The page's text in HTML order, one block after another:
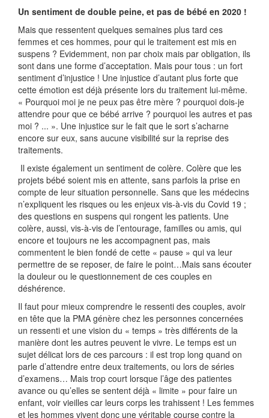
Un sentiment de double peine, et pas de bébé en 2020 !
Mais que ressentent quelques semaines plus tard ces
femmes et ces hommes, pour qui le traitement est mis en
suspens ? Evidemment, non par choix mais par obligation, ils
sont dans une forme d’acceptation. Mais pour tous : un fort
sentiment d’injustice ! Une injustice d’autant plus forte que
cette émotion est déjà présente lors du traitement lui-même.
« Pourquoi moi je ne peux pas être mère ? pourquoi dois-je
attendre pour que ce bébé arrive ? pourquoi les autres et pas
moi ? ... ». Une injustice sur le fait que le sort s’acharne
encore sur eux, sans aucune visibilité sur la reprise des
traitements.
Il existe également un sentiment de colère. Colère que les
projets bébé soient mis en attente, sans parfois la prise en
compte de leur situation personnelle. Sans que les médecins
n’expliquent les risques ou les enjeux vis-à-vis du Covid 19 ;
des questions en suspens qui rongent les patients. Une
colère, aussi, vis-à-vis de l’entourage, familles ou amis, qui
encore et toujours ne les accompagnent pas, mais
commentent le bien fondé de cette « pause » qui va leur
permettre de se reposer, de faire le point…Mais sans écouter
la douleur ou le questionnement de ces couples en
déshérence.
Il faut pour mieux comprendre le ressenti des couples, avoir
en tête que la PMA génère chez les personnes concernées
un ressenti et une vision du « temps » très différents de la
manière dont les autres peuvent le vivre. Le temps est un
sujet délicat lors de ces parcours : il est trop long quand on
parle d’attendre entre deux traitements, ou lors de séries
d’examens… Mais trop court lorsque l’âge des patientes
avance ou qu’elles se sentent déjà « limite » pour faire un
enfant, voir vieilles car leurs corps les trahissent ! Les femmes
et les hommes vivent donc une véritable course contre la